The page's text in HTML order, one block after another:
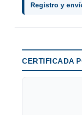
Registro y
CERTIFICADA